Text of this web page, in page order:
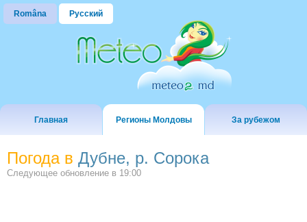
Româna Русский
Главная Регионы Молдовы За рубежом
Погода в Дубне, р. Сорока
Следующее обновление в 19:00